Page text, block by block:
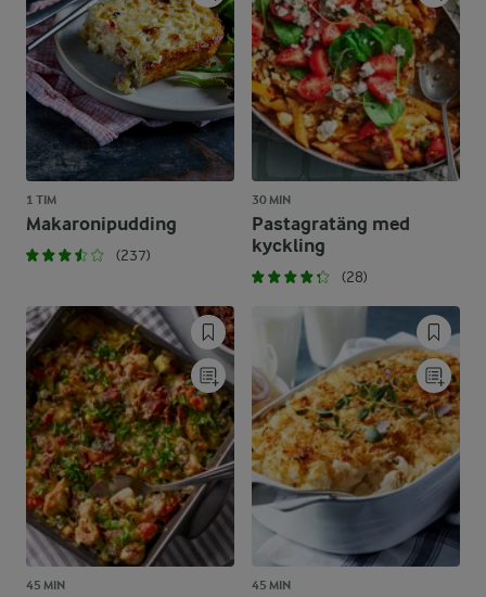
1 TIM
Makaronipudding
(237)
30 MIN
Pastagratäng med
kyckling
(28)
45 MIN 45 MIN